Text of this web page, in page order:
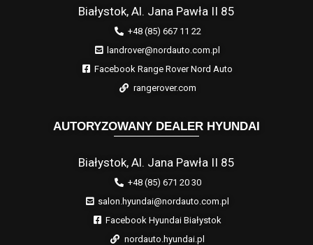
Białystok, Al. Jana Pawła II 85
+48 (85) 667 11 22
landrover@nordauto.com.pl
Facebook Range Rover Nord Auto
rangerover.com
AUTORYZOWANY DEALER HYUNDAI
Białystok, Al. Jana Pawła II 85
+48 (85) 671 20 30
salon.hyundai@nordauto.com.pl
Facebook Hyundai Białystok
nordauto.hyundai.pl